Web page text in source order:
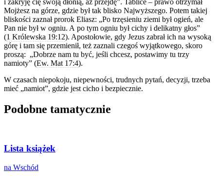
i zakryję cię swoją dłonią, aż przejdę”. Tablice – prawo otrzymał
Mojżesz na górze, gdzie był tak blisko Najwyższego. Potem takiej
bliskości zaznał prorok Eliasz: „Po trzęsieniu ziemi był ogień, ale
Pan nie był w ogniu. A po tym ogniu był cichy i delikatny głos”
(1 Królewska 19:12). Apostołowie, gdy Jezus zabrał ich na wysoką
górę i tam się przemienił, też zaznali czegoś wyjątkowego, skoro
proszą: „Dobrze nam tu być, jeśli chcesz, postawimy tu trzy
namioty” (Ew. Mat 17:4).
W czasach niepokoju, niepewności, trudnych pytań, decyzji, trzeba
mieć „namiot”, gdzie jest cicho i bezpiecznie.
Podobne tamatycznie
Lista książek
na Wschód